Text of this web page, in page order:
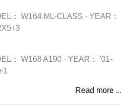
： W164 ML-CLASS · YEAR：
： W168 A190 · YEAR：
'01-
Read more ...